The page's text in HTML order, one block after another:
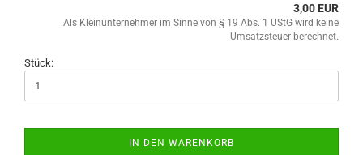
3,00 EUR
Als Kleinunternehmer im Sinne von § 19 Abs. 1 UStG wird keine
Umsatzsteuer berechnet.
Stück:
IN DEN WARENKORB